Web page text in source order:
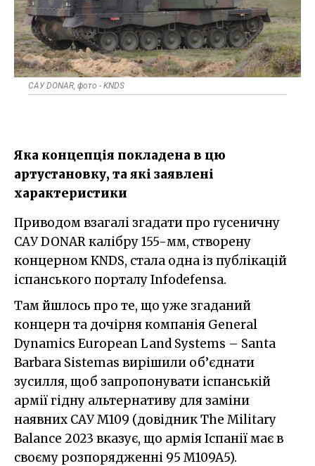
САУ DONAR, фото - KNDS
Яка концепція покладена в цю
артустановку, та які заявлені
характеристики
Приводом взагалі згадати про гусеничну
САУ DONAR калібру 155-мм, створену
концерном KNDS, стала одна із публікацій
іспанського порталу Infodefensa.
Там йшлось про те, що уже згаданий
концерн та дочірня компанія General
Dynamics European Land Systems – Santa
Barbara Sistemas вирішили об’єднати
зусилля, щоб запропонувати іспанській
армії гідну альтернативу для заміни
наявних САУ M109 (довідник The Military
Balance 2023 вказує, що армія Іспанії має в
своєму розпорядженні 95 M109A5).